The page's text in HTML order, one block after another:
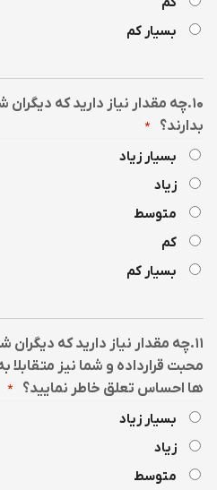
بسیار کم
۱۰.چه مقدار نیاز دارید که
بدارند؟
*
بسیار زیاد
زیاد
متوسط
کم
بسیار کم
۱۱.چه مقدار نیاز دارید که
محبت قرارداده و شما نیز
ها احساس تعلق خاطر نمایید؟
*
بسیار زیاد
زیاد
متوسط